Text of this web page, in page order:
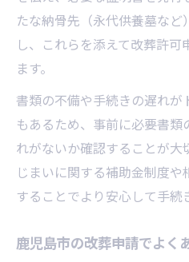
たな納骨先（永代供養墓な
し、これらを添えて改葬許
ます。
書類の不備や手続きの遅れが
もあるため、事前に必要書
れがないか確認することが大
じまいに関する補助金制度
することでより安心して手続
鹿児島市の改葬申請でよく